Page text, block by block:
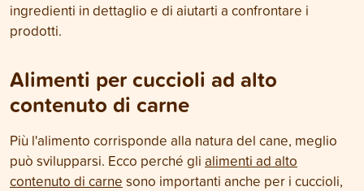
ingredienti in dettaglio e di aiutarti a confrontare i
prodotti.
Alimenti per cuccioli ad alto
contenuto di carne
Più l'alimento corrisponde alla natura del cane, meglio
può svilupparsi. Ecco perché gli alimenti ad alto
contenuto di carne sono importanti anche per i cuccioli,